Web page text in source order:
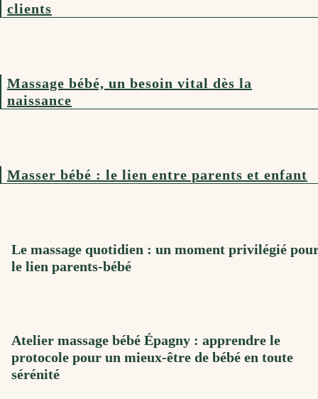
clients
Massage bébé, un besoin vital dès la
naissance
Masser bébé : le lien entre parents et enfant
Le massage quotidien : un moment privilégié
le lien parents-bébé
Atelier massage bébé Épagny : apprendre le
protocole pour un mieux-être de bébé en toute
sérénité